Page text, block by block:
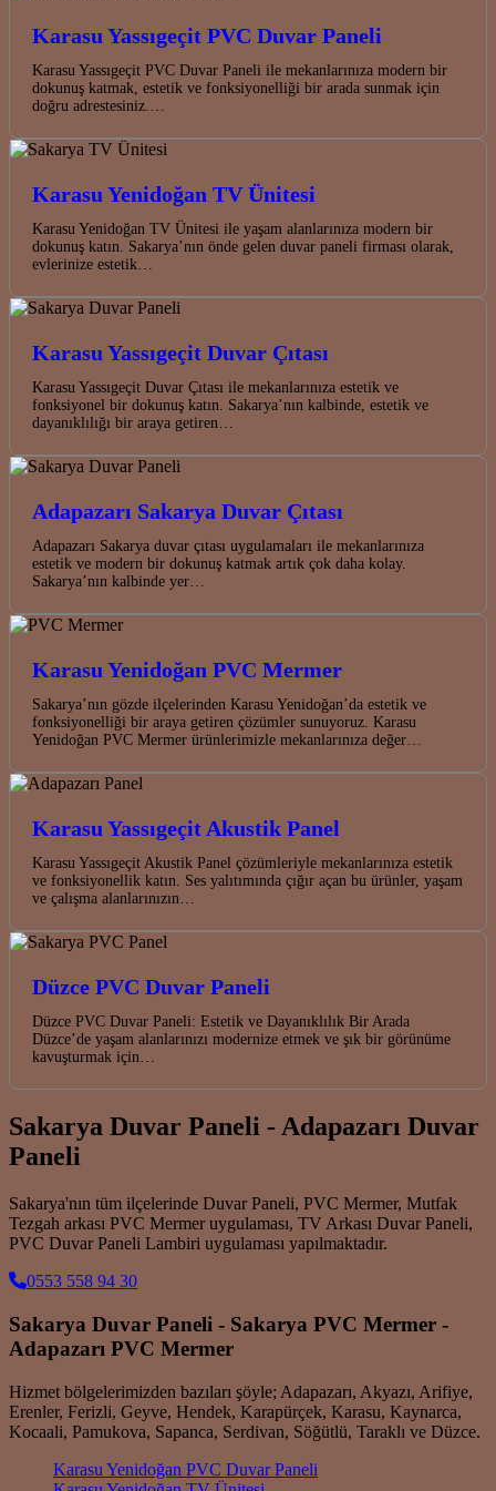
Karasu Yassıgeçit PVC Duvar Paneli
Karasu Yassıgeçit PVC Duvar Paneli ile mekanlarınıza modern bir
dokunuş katmak, estetik ve fonksiyonelliği bir arada sunmak için
doğru adrestesiniz.…
Karasu Yenidoğan TV Ünitesi
Karasu Yenidoğan TV Ünitesi ile yaşam alanlarınıza modern bir
dokunuş katın. Sakarya’nın önde gelen duvar paneli firması olarak,
evlerinize estetik…
Karasu Yassıgeçit Duvar Çıtası
Karasu Yassıgeçit Duvar Çıtası ile mekanlarınıza estetik ve
fonksiyonel bir dokunuş katın. Sakarya’nın kalbinde, estetik ve
dayanıklılığı bir araya getiren…
Adapazarı Sakarya Duvar Çıtası
Adapazarı Sakarya duvar çıtası uygulamaları ile mekanlarınıza
estetik ve modern bir dokunuş katmak artık çok daha kolay.
Sakarya’nın kalbinde yer…
Karasu Yenidoğan PVC Mermer
Sakarya’nın gözde ilçelerinden Karasu Yenidoğan’da estetik ve
fonksiyonelliği bir araya getiren çözümler sunuyoruz. Karasu
Yenidoğan PVC Mermer ürünlerimizle mekanlarınıza değer…
Karasu Yassıgeçit Akustik Panel
Karasu Yassıgeçit Akustik Panel çözümleriyle mekanlarınıza estetik
ve fonksiyonellik katın. Ses yalıtımında çığır açan bu ürünler, yaşam
ve çalışma alanlarınızın…
Düzce PVC Duvar Paneli
Düzce PVC Duvar Paneli: Estetik ve Dayanıklılık Bir Arada
Düzce’de yaşam alanlarınızı modernize etmek ve şık bir görünüme
kavuşturmak için…
Sakarya Duvar Paneli - Adapazarı Duvar
Paneli
Sakarya'nın tüm ilçelerinde Duvar Paneli, PVC Mermer, Mutfak
Tezgah arkası PVC Mermer uygulaması, TV Arkası Duvar Paneli,
PVC Duvar Paneli Lambiri uygulaması yapılmaktadır.
0553 558 94 30
Sakarya Duvar Paneli - Sakarya PVC Mermer -
Adapazarı PVC Mermer
Hizmet bölgelerimizden bazıları şöyle; Adapazarı, Akyazı, Arifiye,
Erenler, Ferizli, Geyve, Hendek, Karapürçek, Karasu, Kaynarca,
Kocaali, Pamukova, Sapanca, Serdivan, Söğütlü, Taraklı ve Düzce.
Karasu Yenidoğan PVC Duvar Paneli